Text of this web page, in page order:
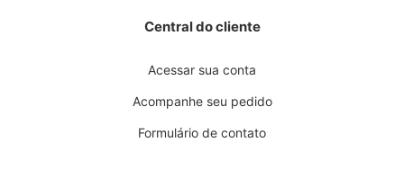
Central do cliente
Acessar sua conta
Acompanhe seu pedido
Formulário de contato